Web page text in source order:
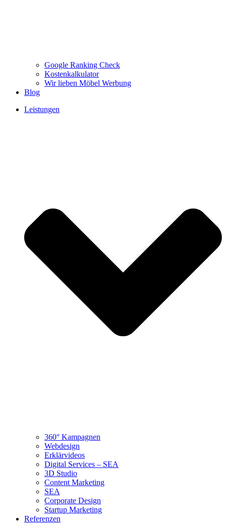
Google Ranking Check
Kostenkalkulator
Wir lieben Möbel Werbung
Blog
Leistungen
360° Kampagnen
Webdesign
Erklärvideos
Digital Services – SEA
3D Studio
Content Marketing
SEA
Corporate Design
Startup Marketing
Referenzen